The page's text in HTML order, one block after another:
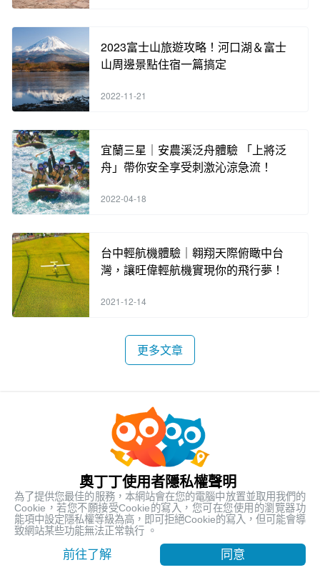
2023富士山旅遊攻略！河口湖＆富士
山周邊景點住宿一篇搞定
2022-11-21
宜蘭三星｜安農溪泛舟體驗 「上將泛
舟」帶你安全享受刺激沁涼急流！
2022-04-18
台中輕航機體驗｜翱翔天際俯瞰中台
灣，讓旺偉輕航機實現你的飛行夢！
2021-12-14
更多文章
+886-2-6610-0181 (銀髮族友善)
客服時間: 平日 10:00 ~ 18:30
關於奧丁丁體驗
奧丁丁使用者隱私權聲明
為了提供您最佳的服務，本網站會在您的電腦中放置並取用我們的
Cookie，若您不願接受Cookie的寫入，您可在您使用的瀏覽器功
能項中設定隱私權等級為高，即可拒絕Cookie的寫入，但可能會導
致網站某些功能無法正常執行 。
前往了解 同意